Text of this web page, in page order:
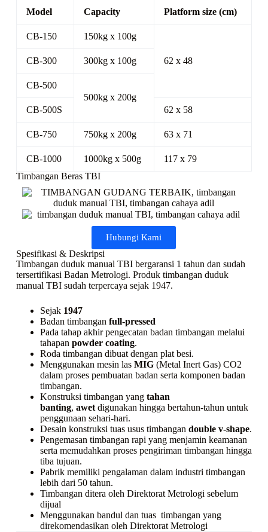
Model
Capacity Platform size (cm)
CB-150 150kg x 100g
62 x 48
CB-300 300kg x 100g
CB-500
500kg x 200g
CB-500S
62 x 58
CB-750 750kg x 200g 63 x 71
CB-1000 1000kg x 500g
117 x 79
Timbangan Beras TBI
Hubungi Kami
Spesifikasi & Deskripsi
Timbangan duduk manual TBI bergaransi 1 tahun dan sudah
tersertifikasi Badan Metrologi. Produk timbangan duduk
manual TBI sudah terpercaya sejak 1947.
Sejak 1947
Badan timbangan full-pressed
Pada tahap akhir pengecatan badan timbangan melalui
tahapan powder coating.
Roda timbangan dibuat dengan plat besi.
Menggunakan mesin las MIG(Metal Inert Gas) CO2
dalam proses pembuatan badan serta komponen badan
timbangan.
Konstruksi timbangan yang tahan
banting, awetdigunakan hingga bertahun-tahun untuk
penggunaan sehari-hari.
Desain konstruksi tuas usus timbangan double v-shape.
Pengemasan timbangan rapi yang menjamin keamanan
serta memudahkan proses pengiriman timbangan hingga
tiba tujuan.
Pabrik memiliki pengalaman dalam industri timbangan
lebih dari 50 tahun.
Timbangan ditera oleh Direktorat Metrologi sebelum
dijual
Menggunakan bandul dan tuas timbangan yang
direkomendasikan oleh Direktorat Metrologi